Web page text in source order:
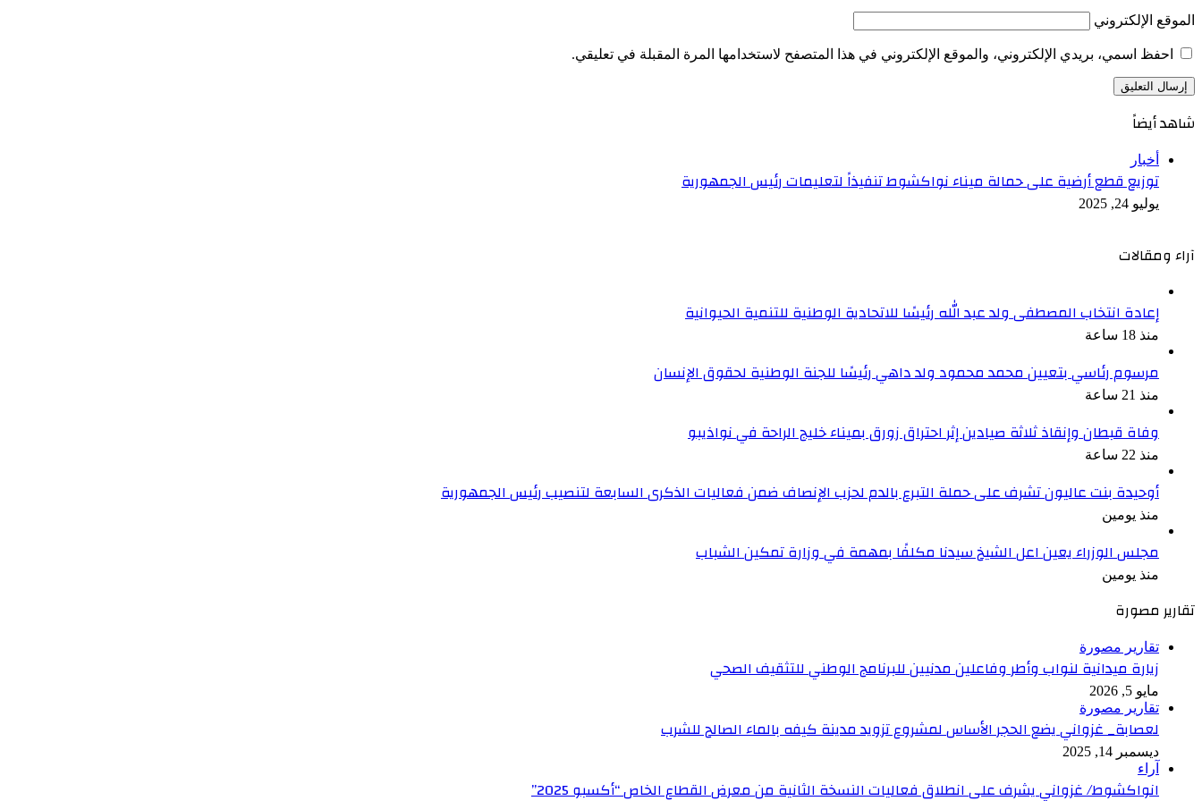
الموقع الإلكتروني
احفظ اسمي، بريدي الإلكتروني، والموقع الإلكتروني في هذا المتصفح لاستخدامها المرة المقبلة في تعليقي.
شاهد أيضاً
أخبار
توزيع قطع أرضية على حمالة ميناء نواكشوط تنفيذاً لتعليمات رئيس الجمهورية
يوليو 24, 2025
آراء ومقالات
إعادة انتخاب المصطفى ولد عبد الله رئيسًا للاتحادية الوطنية للتنمية الحيوانية
منذ 18 ساعة
مرسوم رئاسي بتعيين محمد محمود ولد داهي رئيسًا للجنة الوطنية لحقوق الإنسان
منذ 21 ساعة
وفاة قبطان وإنقاذ ثلاثة صيادين إثر احتراق زورق بميناء خليج الراحة في نواذيبو
منذ 22 ساعة
أوحيدة بنت عاليون تشرف على حملة التبرع بالدم لحزب الإنصاف ضمن فعاليات الذكرى السابعة لتنصيب رئيس الجمهورية
منذ يومين
مجلس الوزراء يعين اعل الشيخ سيدنا مكلفًا بمهمة في وزارة تمكين الشباب
منذ يومين
تقارير مصورة
تقارير مصورة
زيارة ميدانية لنواب وأطر وفاعلين مدنيين للبرنامج الوطني للتثقيف الصحي
مايو 5, 2026
تقارير مصورة
لعصابة_ غزواني يضع الحجر الأساس لمشروع تزويد مدينة كيفه بالماء الصالح للشرب
ديسمبر 14, 2025
آراء
انواكشوط/ غزواني يشرف على انطلاق فعاليات النسخة الثانية من معرض القطاع الخاص “أكسبو 2025”